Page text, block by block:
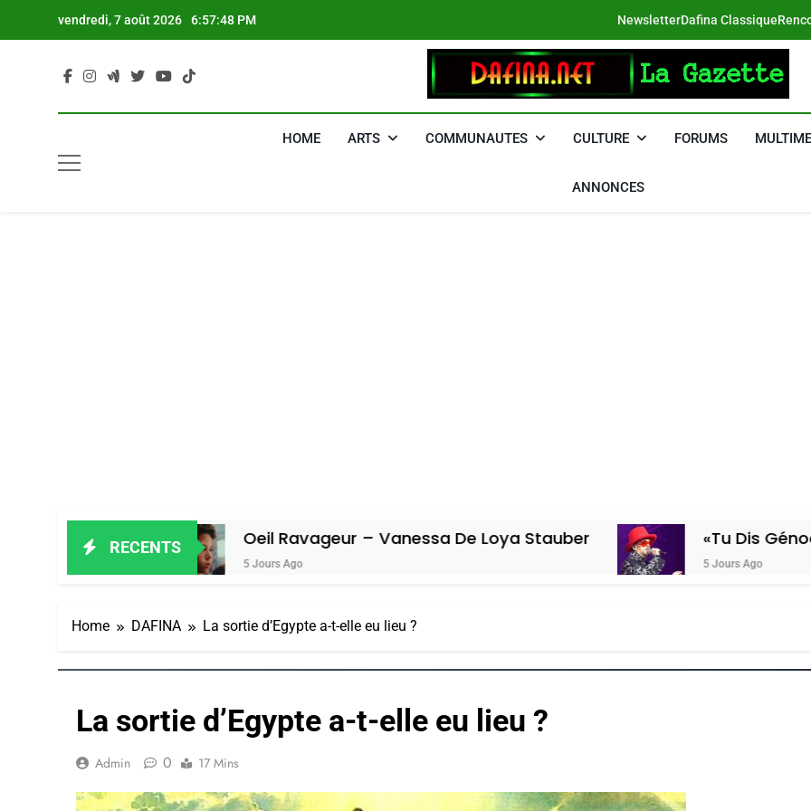
vendredi, 7 août 2026 6:57:49 PM NewsletterDafina Classique
DAFINA
HOME ARTS COMMUNAUTES CULTURE FORUMS
ANNONCES
RECENTS
Oeil Ravageur – Vanessa De Loya Stauber «Tu Dis Génocide, Je Dis
5 Jours Ago
Home DAFINA La sortie d’Egypte a-t-elle eu lieu ?
La sortie d’Egypte a-t-elle eu lieu ?
Admin 0 17 Mins